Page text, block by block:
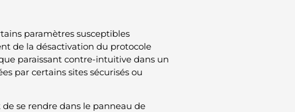
paramètres susceptibles
de la désactivation du protocole
paraissant contre-intuitive dans un
par certains sites sécurisés ou
de se rendre dans le panneau de